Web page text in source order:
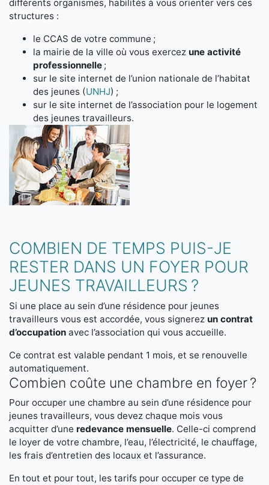
différents organismes, habilités à vous orienter vers ces
structures :
le CCAS de votre commune ;
la mairie de la ville où vous exercez une activité
professionnelle ;
sur le site internet de l’union nationale de l’habitat
des jeunes (UNHJ) ;
sur le site internet de l’association pour le logement
des jeunes travailleurs.
COMBIEN DE TEMPS PUIS-JE
RESTER DANS UN FOYER POUR
JEUNES TRAVAILLEURS ?
Si une place au sein d’une résidence pour jeunes
travailleurs vous est accordée, vous signerez un contrat
d’occupation avec l’association qui vous accueille.
Ce contrat est valable pendant 1 mois, et se renouvelle
automatiquement.
Combien coûte une chambre en foyer ?
Pour occuper une chambre au sein d’une résidence pour
jeunes travailleurs, vous devez chaque mois vous
acquitter d’une redevance mensuelle. Celle-ci comprend
le loyer de votre chambre, l’eau, l’électricité, le chauffage,
les frais d’entretien des locaux et l’assurance.
En tout et pour tout, les tarifs pour occuper ce type de